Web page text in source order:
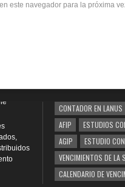
este navegador para la próxima
CONTADOR EN LANUS
AFIP
ESTUDIOS
AGIP
ESTUDIO
VENCIMIENTOS DE LA
CALENDARIO DE